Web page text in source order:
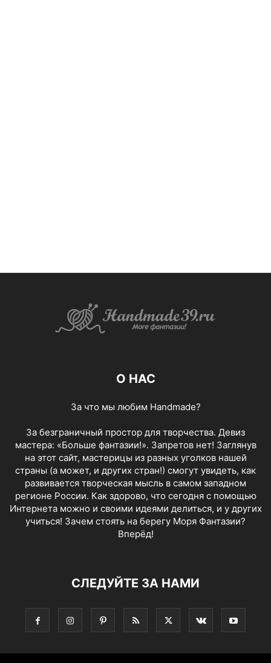
О НАС
За что мы любим Handmade?
За безграничный простор для творчества. Девиз
мастера: «Больше фантазии!». Запретов нет! Заглянув
на этот сайт, мастерицы из разных уголков нашей
страны (а может, и других стран!) смогут увидеть, как
развивается творческая мысль в самом западном
регионе России. Как здорово, что сегодня с помощью
Интернета можно и своими идеями делиться, и у других
учиться! Зачем стоять на берегу Моря Фантазии?
Вперёд!
СЛЕДУЙТЕ ЗА НАМИ